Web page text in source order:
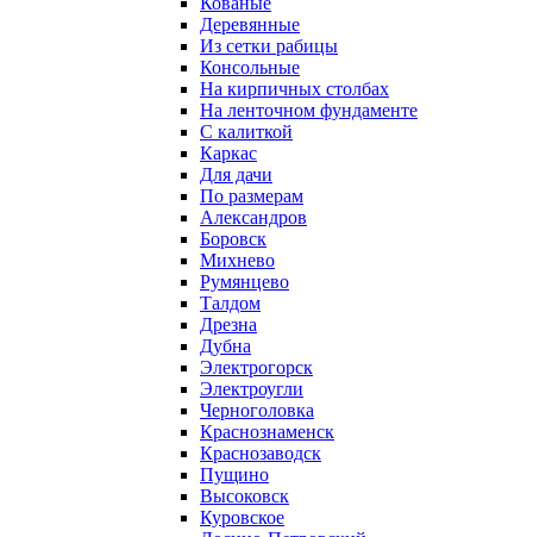
Деревянные
Из сетки рабицы
Консольные
На кирпичных столбах
На ленточном фундаменте
С калиткой
Каркас
Для дачи
По размерам
Александров
Боровск
Михнево
Румянцево
Талдом
Дрезна
Дубна
Электрогорск
Электроугли
Черноголовка
Краснознаменск
Краснозаводск
Пущино
Высоковск
Куровское